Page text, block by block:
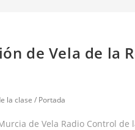
de Vela de la
la clase / Portada
de Vela Radio Control de